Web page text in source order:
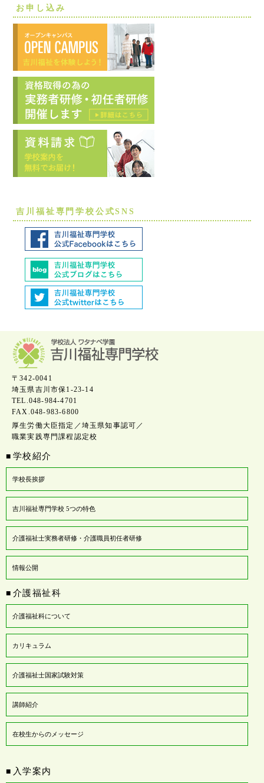
お申し込み
吉川福祉専門学校公式SNS
〒342-0041
埼玉県吉川市保1-23-14
TEL.048-984-4701
FAX.048-983-6800
厚生労働大臣指定／埼玉県知事認可／
職業実践専門課程認定校
■ 学校紹介
学校長挨拶
吉川福祉専門学校 5つの特色
介護福祉士実務者研修・介護職員初任者研修
情報公開
■ 介護福祉科
介護福祉科について
カリキュラム
介護福祉士国家試験対策
講師紹介
在校生からのメッセージ
■ 入学案内